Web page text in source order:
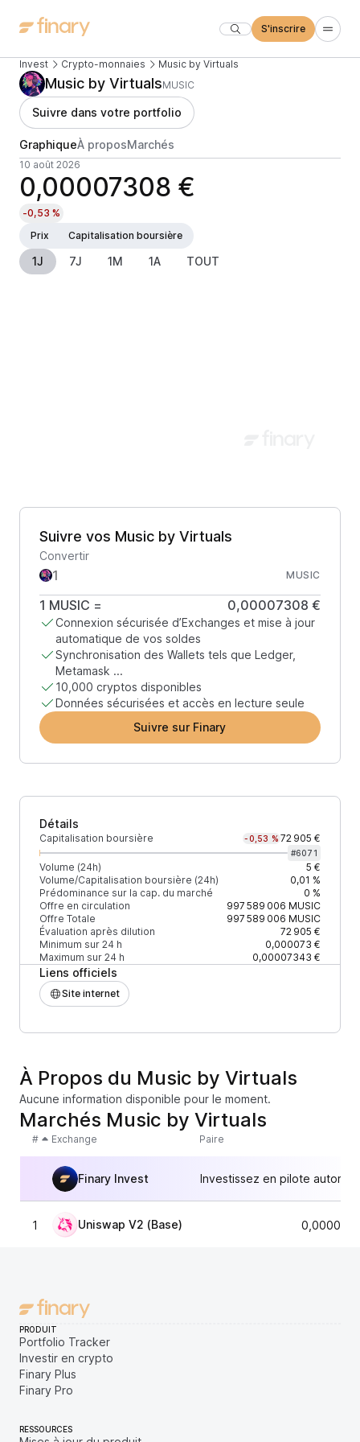
S'inscrire
Invest Crypto-monnaies Music by Virtuals
Music by VirtualsMUSIC
Suivre dans votre portfolio
GraphiqueÀ proposMarchés
10 août 2026
0,00007308 €
-0,53 %
Prix
Capitalisation boursière
1J 7J 1M 1A TOUT
Suivre vos Music by Virtuals
Convertir
MUSIC
1 MUSIC = 0,00007308 €
Connexion sécurisée d’Exchanges et mise à jour
automatique de vos soldes
Synchronisation des Wallets tels que Ledger,
Metamask ...
10,000 cryptos disponibles
Données sécurisées et accès en lecture seule
Suivre sur Finary
Détails
Capitalisation boursière -0,53 % 72 905 €
#6071
Volume (24h)
5 €
Volume/Capitalisation boursière (24h)
0,01 %
Prédominance sur la cap. du marché
0 %
Offre en circulation
997 589 006 MUSIC
Offre Totale
997 589 006 MUSIC
Évaluation après dilution
72 905 €
Minimum sur 24 h
0,000073 €
Maximum sur 24 h
0,00007343 €
Liens officiels
Site internet
À Propos du Music by Virtuals
Aucune information disponible pour le moment.
Marchés Music by Virtuals
# Exchange Paire
Finary Invest Investissez en pilote
1 Uniswap V2 (Base)
PRODUIT
Portfolio Tracker
Investir en crypto
Finary Plus
Finary Pro
RESSOURCES